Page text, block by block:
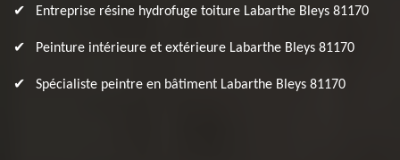
Entreprise résine hydrofuge toiture Labarthe Bleys 81170
Peinture intérieure et extérieure Labarthe Bleys 81170
Spécialiste peintre en bâtiment Labarthe Bleys 81170